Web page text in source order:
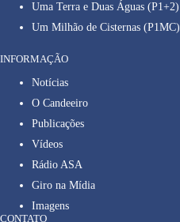
Uma Terra e Duas Águas (P1+2)
Um Milhão de Cisternas (P1MC)
INFORMAÇÃO
Notícias
O Candeeiro
Publicações
Vídeos
Rádio ASA
Giro na Mídia
Imagens
CONTATO